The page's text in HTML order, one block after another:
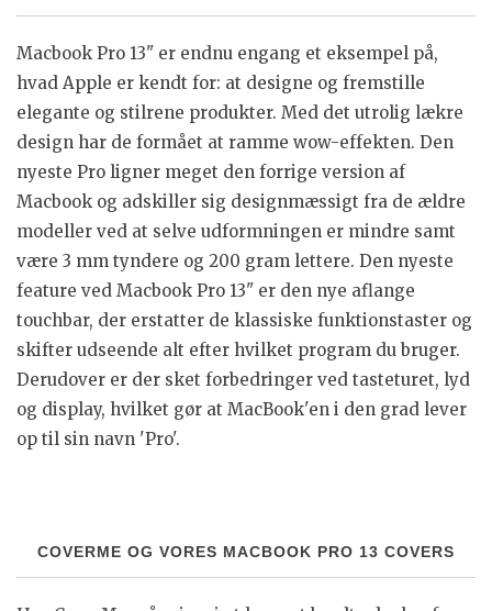
Macbook Pro 13" er endnu engang et eksempel på,
hvad Apple er kendt for: at designe og fremstille
elegante og stilrene produkter. Med det utrolig lækre
design har de formået at ramme wow-effekten. Den
nyeste Pro ligner meget den forrige version af
Macbook og adskiller sig designmæssigt fra de ældre
modeller ved at selve udformningen er mindre samt
være 3 mm tyndere og 200 gram lettere. Den nyeste
feature ved Macbook Pro 13" er den nye aflange
touchbar, der erstatter de klassiske funktionstaster og
skifter udseende alt efter hvilket program du bruger.
Derudover er der sket forbedringer ved tasteturet, lyd
og display, hvilket gør at MacBook'en i den grad lever
op til sin navn 'Pro'.
COVERME OG VORES MACBOOK PRO 13 COVERS